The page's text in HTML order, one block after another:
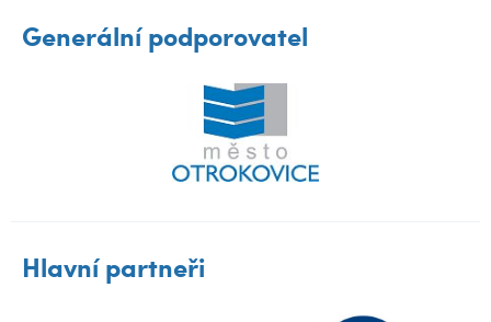
Generální podporovatel
Hlavní partneři